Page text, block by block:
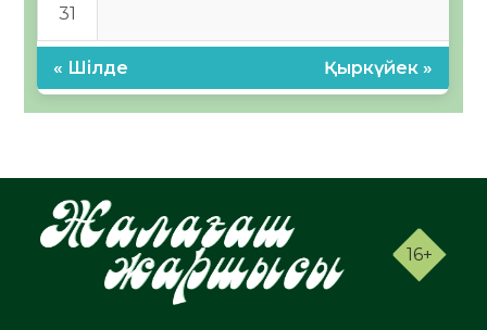
31
« Шілде Қыркүйек »
16+